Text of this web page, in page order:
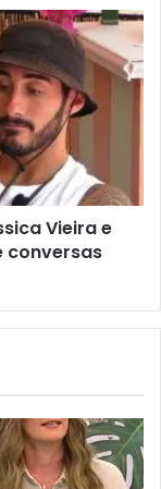
Vieira e
conversas